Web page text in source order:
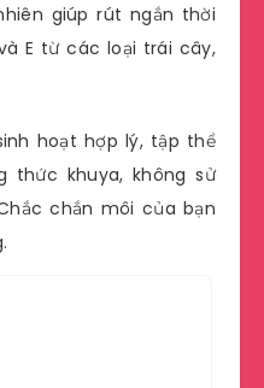
giúp rút ngắn thời
E từ các loại trái cây,
hoạt hợp lý, tập thể
thức khuya, không sử
chắn môi của bạn